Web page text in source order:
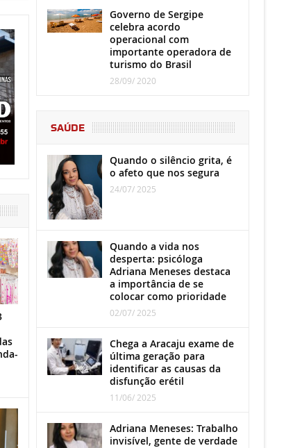
Governo de Sergipe
celebra acordo
operacional com
importante operadora de
turismo do Brasil
28/09/ 2020
SAÚDE
Quando o silêncio grita, é
o afeto que nos segura
24/07/ 2025
Quando a vida nos
desperta: psicóloga
Adriana Meneses destaca
a importância de se
colocar como prioridade
02/07/ 2025
Chega a Aracaju exame de
última geração para
identificar as causas da
disfunção erétil
11/06/ 2025
Adriana Meneses: Trabalho
invisível, gente de verdade